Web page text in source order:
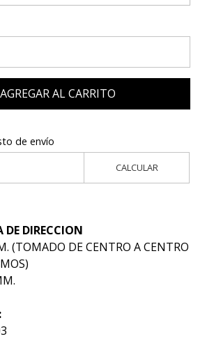
AGREGAR AL CARRITO
de envío
CALCULAR
DE DIRECCION
(TOMADO DE CENTRO A CENTRO